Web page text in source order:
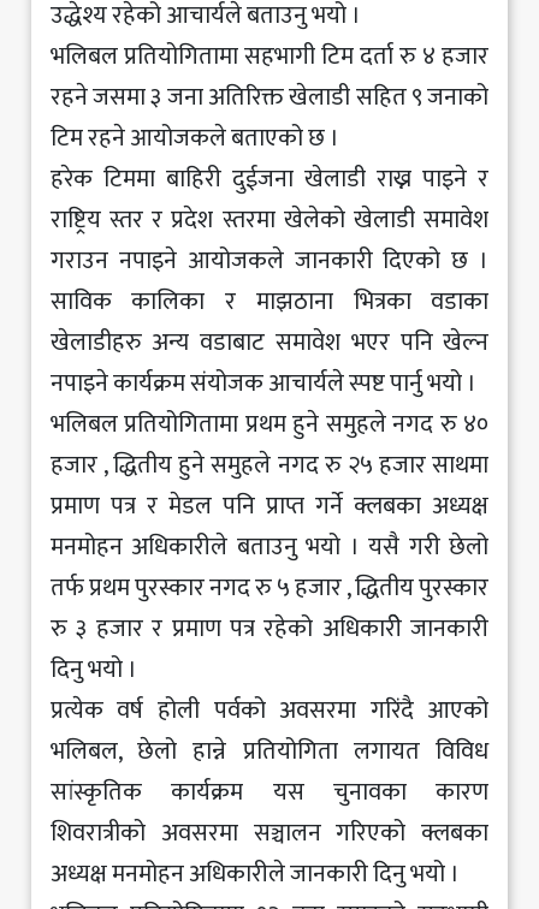
उद्धेश्य रहेको आचार्यले बताउनु भयो ।
भलिबल प्रतियोगितामा सहभागी टिम दर्ता रु ४ हजार
रहने जसमा ३ जना अतिरिक्त खेलाडी सहित ९ जनाको
टिम रहने आयोजकले बताएको छ ।
हरेक टिममा बाहिरी दुईजना खेलाडी राख्न पाइने र
राष्ट्रिय स्तर र प्रदेश स्तरमा खेलेको खेलाडी समावेश
गराउन नपाइने आयोजकले जानकारी दिएको छ ।
साविक कालिका र माझठाना भित्रका वडाका
खेलाडीहरु अन्य वडाबाट समावेश भएर पनि खेल्न
नपाइने कार्यक्रम संयोजक आचार्यले स्पष्ट पार्नु भयो ।
भलिबल प्रतियोगितामा प्रथम हुने समुहले नगद रु ४०
हजार , द्धितीय हुने समुहले नगद रु २५ हजार साथमा
प्रमाण पत्र र मेडल पनि प्राप्त गर्ने क्लबका अध्यक्ष
मनमोहन अधिकारीले बताउनु भयो । यसै गरी छेलो
तर्फ प्रथम पुरस्कार नगद रु ५ हजार , द्धितीय पुरस्कार
रु ३ हजार र प्रमाण पत्र रहेको अधिकारीे जानकारी
दिनु भयो ।
प्रत्येक वर्ष होली पर्वको अवसरमा गरिंदै आएको
भलिबल, छेलो हान्ने प्रतियोगिता लगायत विविध
सांस्कृतिक कार्यक्रम यस चुनावका कारण
शिवरात्रीको अवसरमा सञ्चालन गरिएको क्लबका
अध्यक्ष मनमोहन अधिकारीले जानकारी दिनु भयो ।